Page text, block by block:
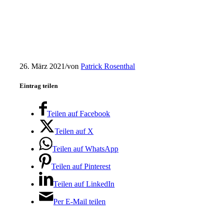
26. März 2021/vonPatrick Rosenthal
Eintrag teilen
Teilen auf Facebook
Teilen auf X
Teilen auf WhatsApp
Teilen auf Pinterest
Teilen auf LinkedIn
Per E-Mail teilen